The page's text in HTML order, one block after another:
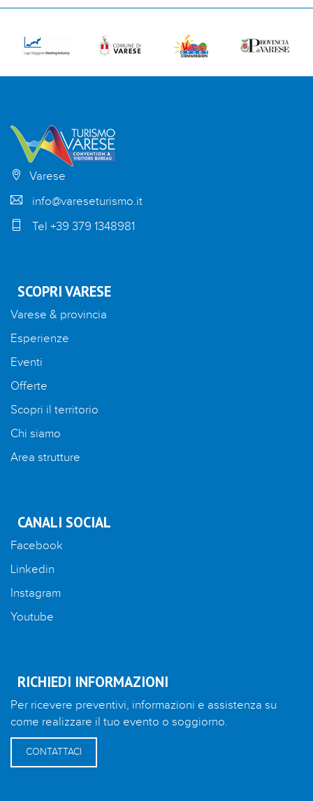
Varese
info@vareseturismo.it
Tel +39 379 1348981
SCOPRI VARESE
Varese & provincia
Esperienze
Eventi
Offerte
Scopri il territorio
Chi siamo
Area strutture
CANALI SOCIAL
Facebook
Linkedin
Instagram
Youtube
RICHIEDI INFORMAZIONI
Per ricevere preventivi, informazioni e assistenza su
come realizzare il tuo evento o soggiorno.
CONTATTACI